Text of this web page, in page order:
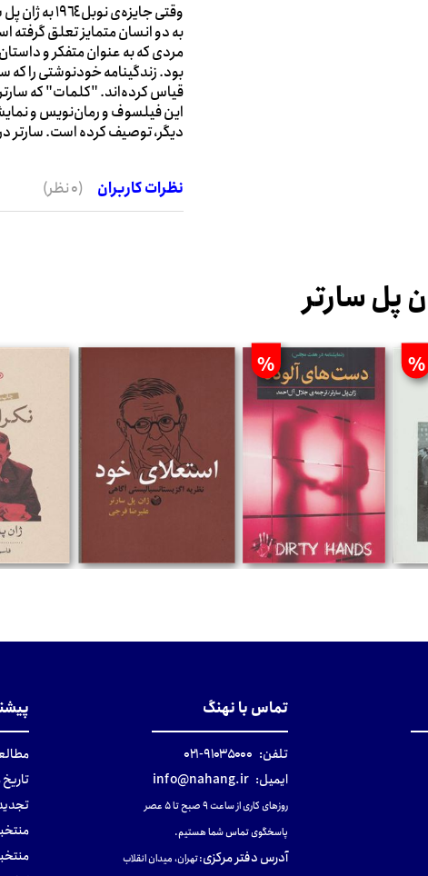
وقتی
مردی که به عنوان متفکر و
بود. زندگینامه خودنوشتی را که
قیاس کرده‌اند. "کلمات" که
این فیلسوف و رمان‌نویس و
دیگر، توصیف کرده است. سارتر
نظرات کاربران (0 نظر)
پل سارتر
%
%
تماس با نهنگ
تلفن: ۹۱۰۳۵۰۰۰-۰۲۱
ایمیل: info@nahang.ir
روزهای کاری از ساعت ۹ صبح تا ۵ عصر
پاسخگوی تماس شما هستیم.
آدرس دفتر مرکزی:تهران، میدان انقلاب